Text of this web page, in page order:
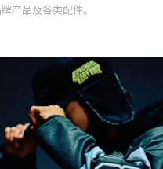
产品及各类配件。